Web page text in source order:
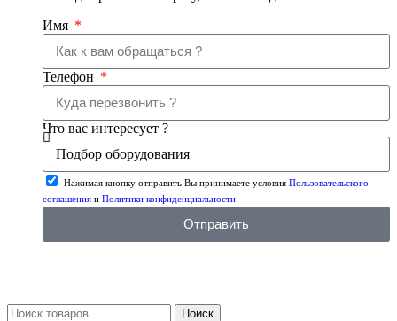
Имя
Телефон
Что вас интересует ?
Нажимая кнопку отправить Вы принимаете условия Пользовательского
соглашения и Политики конфиденциальности
Отправить
Поиск